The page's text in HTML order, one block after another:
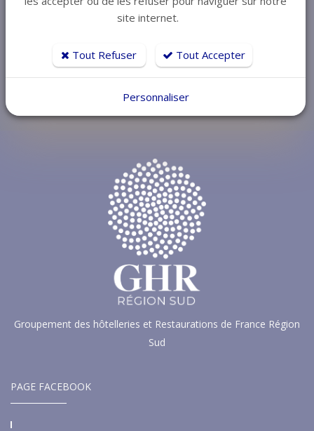
LA BRANCHE GHR
Groupement des hôtelleries et Restaurations de France Région
Sud
PAGE FACEBOOK
site internet.
Tout Refuser Tout Accepter
Personnaliser